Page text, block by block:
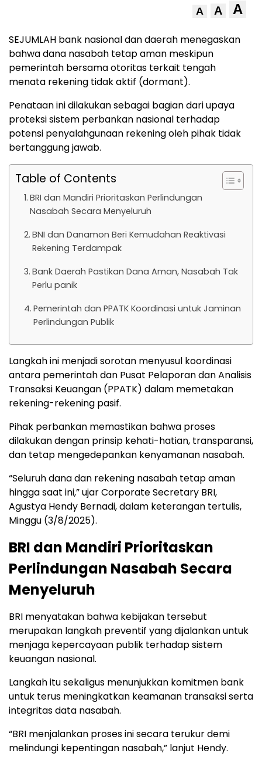
A A A
SEJUMLAH bank nasional dan daerah menegaskan
bahwa dana nasabah tetap aman meskipun
pemerintah bersama otoritas terkait tengah
menata rekening tidak aktif (dormant).
Penataan ini dilakukan sebagai bagian dari upaya
proteksi sistem perbankan nasional terhadap
potensi penyalahgunaan rekening oleh pihak tidak
bertanggung jawab.
Table of Contents
BRI dan Mandiri Prioritaskan Perlindungan
Nasabah Secara Menyeluruh
BNI dan Danamon Beri Kemudahan Reaktivasi
Rekening Terdampak
Bank Daerah Pastikan Dana Aman, Nasabah Tak
Perlu panik
Pemerintah dan PPATK Koordinasi untuk Jaminan
Perlindungan Publik
Langkah ini menjadi sorotan menyusul koordinasi
antara pemerintah dan Pusat Pelaporan dan Analisis
Transaksi Keuangan (PPATK) dalam memetakan
rekening-rekening pasif.
Pihak perbankan memastikan bahwa proses
dilakukan dengan prinsip kehati-hatian, transparansi,
dan tetap mengedepankan kenyamanan nasabah.
“Seluruh dana dan rekening nasabah tetap aman
hingga saat ini,” ujar Corporate Secretary BRI,
Agustya Hendy Bernadi, dalam keterangan tertulis,
Minggu (3/8/2025).
BRI dan Mandiri Prioritaskan
Perlindungan Nasabah Secara
Menyeluruh
BRI menyatakan bahwa kebijakan tersebut
merupakan langkah preventif yang dijalankan untuk
menjaga kepercayaan publik terhadap sistem
keuangan nasional.
Langkah itu sekaligus menunjukkan komitmen bank
untuk terus meningkatkan keamanan transaksi serta
integritas data nasabah.
“BRI menjalankan proses ini secara terukur demi
melindungi kepentingan nasabah,” lanjut Hendy.